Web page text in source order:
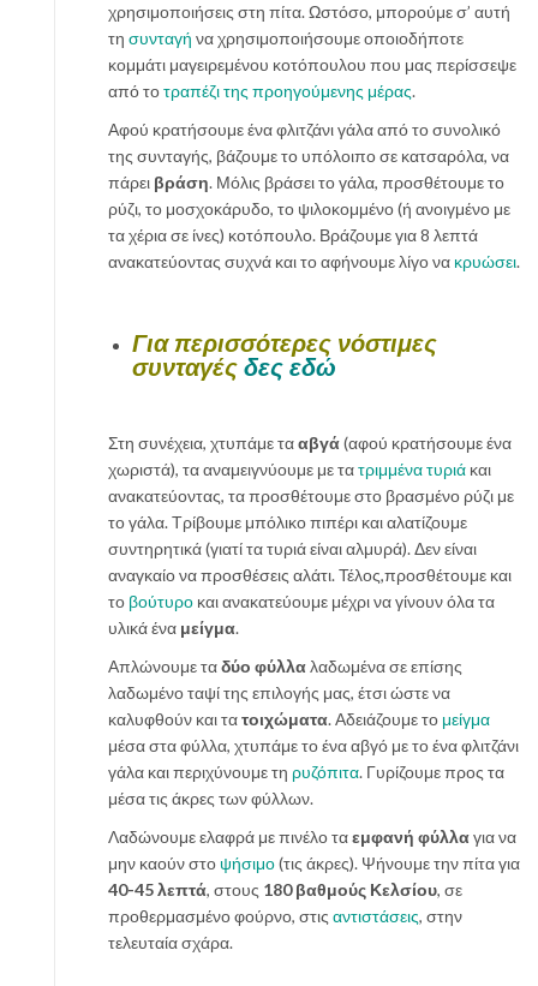
χρησιμοποιήσεις στη πίτα. Ωστόσο, μπορούμε σ’ αυτή
τη συνταγή να χρησιμοποιήσουμε οποιοδήποτε
κομμάτι μαγειρεμένου κοτόπουλου που μας περίσσεψε
από τοτραπέζι της προηγούμενης μέρας.
Αφού κρατήσουμε ένα φλιτζάνι γάλα από το συνολικό
της συνταγής, βάζουμε το υπόλοιπο σε κατσαρόλα, να
πάρει βράση. Μόλις βράσει το γάλα, προσθέτουμε το
ρύζι, το μοσχοκάρυδο, το ψιλοκομμένο (ή ανοιγμένο με
τα χέρια σε ίνες) κοτόπουλο. Βράζουμε για 8 λεπτά
ανακατεύοντας συχνά και το αφήνουμε λίγο να κρυώσει.
Για περισσότερες νόστιμες
συνταγές δες εδώ
Στη συνέχεια, χτυπάμε τααβγά(αφού κρατήσουμε ένα
χωριστά), τα αναμειγνύουμε με τατριμμένα τυριά και
ανακατεύοντας, τα προσθέτουμε στο βρασμένο ρύζι με
το γάλα. Τρίβουμε μπόλικο πιπέρι και αλατίζουμε
συντηρητικά (γιατί τα τυριά είναι αλμυρά). Δεν είναι
αναγκαίο να προσθέσεις αλάτι. Τέλος,προσθέτουμε και
το βούτυρο και ανακατεύουμε μέχρι να γίνουν όλα τα
υλικά ένα μείγμα.
Απλώνουμε ταδύο φύλλαλαδωμένα σε επίσης
λαδωμένο ταψί της επιλογής μας, έτσι ώστε να
καλυφθούν και τατοιχώματα. Αδειάζουμε το μείγμα
μέσα στα φύλλα, χτυπάμε το ένα αβγό με το ένα φλιτζάνι
γάλα και περιχύνουμε τη ρυζόπιτα. Γυρίζουμε προς τα
μέσα τις άκρες των φύλλων.
Λαδώνουμε ελαφρά με πινέλο ταεμφανή φύλλαγια να
μην καούν στο ψήσιμο(τις άκρες). Ψήνουμε την πίτα για
40-45 λεπτά, στους 180 βαθμούς Κελσίου, σε
προθερμασμένο φούρνο, στις αντιστάσεις, στην
τελευταία σχάρα.